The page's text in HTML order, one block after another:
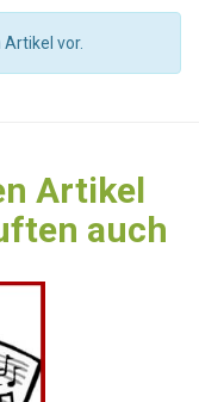
vor.
Artikel
auch